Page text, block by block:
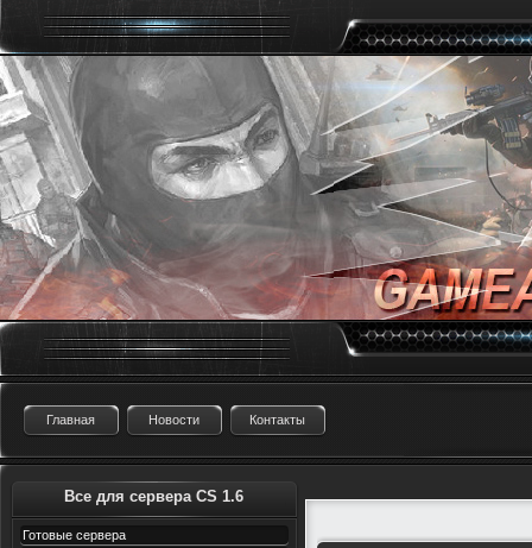
Главная Новости Контакты
Все для сервера CS 1.6
Готовые сервера